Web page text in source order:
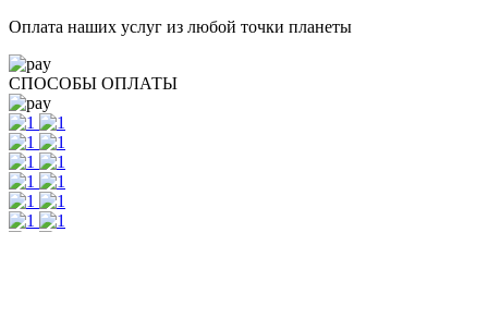
Оплата наших услуг из любой точки планеты
СПОСОБЫ ОПЛАТЫ